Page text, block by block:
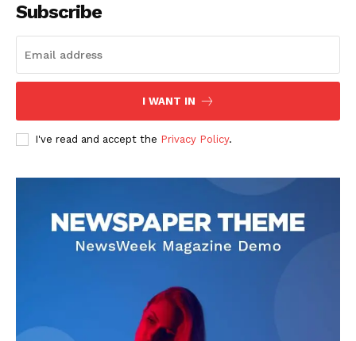
AIN NEWS 1
Contact Us
Subscribe
I WANT IN
I've read and accept the Privacy Policy.